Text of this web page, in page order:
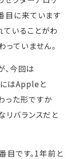
目に来ています
いることがわ
っていません。
今回は
はAppleと
た形ですか
リバランスだと
目です。1年前と